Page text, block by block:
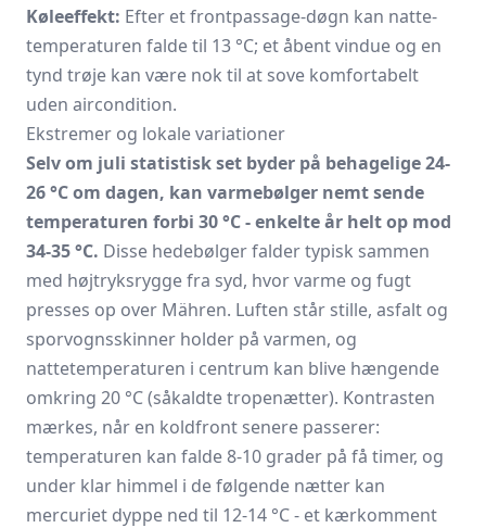
Køleeffekt: Efter et frontpassage-døgn kan natte­
temperaturen falde til 13 °C; et åbent vindue og en
tynd trøje kan være nok til at sove komfortabelt
uden aircondition.
Ekstremer og lokale variationer
Selv om juli statistisk set byder på behagelige 24-
26 °C om dagen, kan varmebølger nemt sende
temperaturen forbi 30 °C - enkelte år helt op mod
34-35 °C. Disse hedebølger falder typisk sammen
med højtryksrygge fra syd, hvor varme og fugt
presses op over Mähren. Luften står stille, asfalt og
sporvognsskinner holder på varmen, og
nattetemperaturen i centrum kan blive hængende
omkring 20 °C (såkaldte tropenætter). Kontrasten
mærkes, når en koldfront senere passerer:
temperaturen kan falde 8-10 grader på få timer, og
under klar himmel i de følgende nætter kan
mercuriet dyppe ned til 12-14 °C - et kærkomment